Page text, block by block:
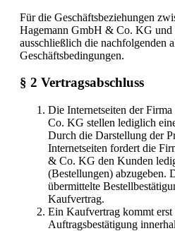
Für die Geschäftsbeziehungen
Hagemann GmbH & Co. KG und
ausschließlich die nachfolgenden
Geschäftsbedingungen.
§ 2 Vertragsabschluss
Die Internetseiten der
Co. KG stellen lediglich
Durch die Darstellung der
Internetseiten fordert die
& Co. KG den Kunden
(Bestellungen) abzugeben.
übermittelte
Kaufvertrag.
Ein Kaufvertrag kommt erst
Auftragsbestätigung